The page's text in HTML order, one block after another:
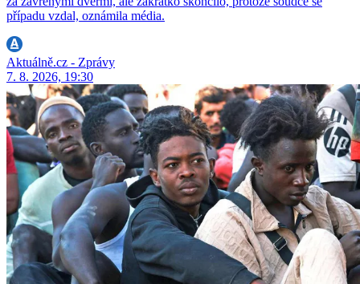
případu vzdal, oznámila média.
Aktuálně.cz - Zprávy
7. 8. 2026, 19:30